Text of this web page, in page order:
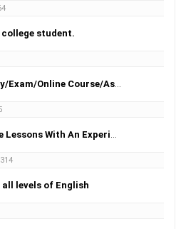
college student.
Course/Assessment/Task helper!
With An Experienced Female Tutor
levels of English